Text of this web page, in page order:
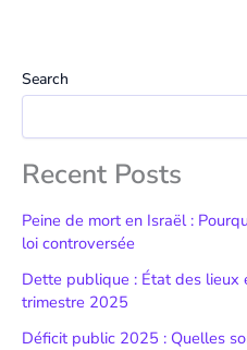
Search
Recent Posts
Peine de mort en Israël :
loi controversée
Dette publique : État des lieux
trimestre 2025
Déficit public 2025 : Quelles